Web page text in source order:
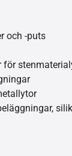
och -puts
för